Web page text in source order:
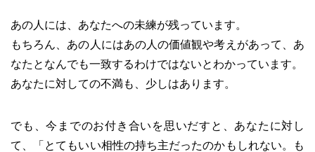
あの人には、あなたへの未練が残っています。
もちろん、あの人にはあの人の価値観や考えがあって、あ
なたとなんでも一致するわけではないとわかっています。
あなたに対しての不満も、少しはあります。
でも、今までのお付き合いを思いだすと、あなたに対し
て、「とてもいい相性の持ち主だったのかもしれない。も